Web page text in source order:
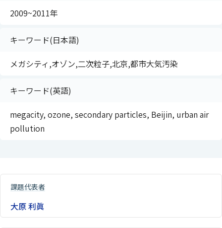
2009~2011年
キーワード(日本語)
メガシティ,オゾン,二次粒子,北京,都市大気汚染
キーワード(英語)
megacity, ozone, secondary particles, Beijin, urban air
pollution
課題代表者
大原 利眞